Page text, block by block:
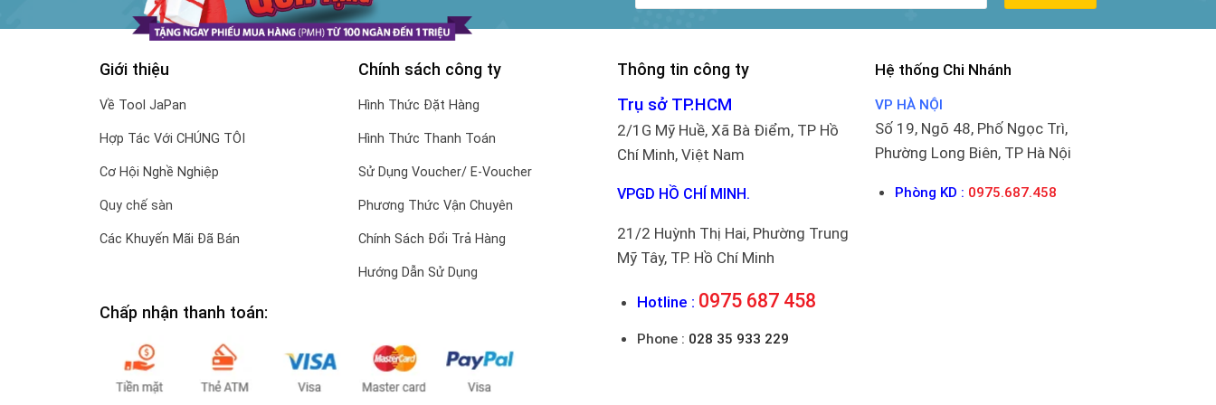
trên
sản
Giới thiệu
Về Tool JaPan
Hợp Tác Với CHÚNG TÔI
Cơ Hội Nghề Nghiệp
Quy chế sàn
Các Khuyến Mãi Đã Bán
Chính sách công ty
Hình Thức Đặt Hàng
Hình Thức Thanh Toán
Sử Dụng Voucher/ E-Voucher
Phương Thức Vận Chuyên
Chính Sách Đổi Trả Hàng
Hướng Dẫn Sử Dụng
Chấp nhận thanh toán:
Thông tin công ty
Trụ sở TP.HCM
2/1G Mỹ Huề, Xã Bà Điểm, TP Hồ
Chí Minh, Việt Nam
VPGD HỒ CHÍ MINH.
21/2 Huỳnh Thị Hai, Phường Trung
Mỹ Tây, TP. Hồ Chí Minh
Hotline : 0975 687 458
Phone : 028 35 933 229
Hệ thống Chi Nhánh
VP HÀ NỘI
Số 19, Ngõ 48, Phố Ngọc Trì,
Phường Long Biên, TP Hà Nội
Phòng KD : 0975.687.458